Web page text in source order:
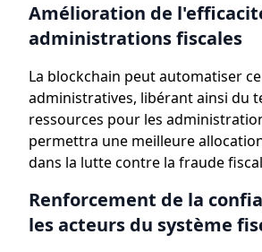
Amélioration de
administrations fiscales
La blockchain peut automatiser
administratives, libérant ainsi du
ressources pour les
permettra une meilleure
dans la lutte contre la fraude
Renforcement de la
les acteurs du système